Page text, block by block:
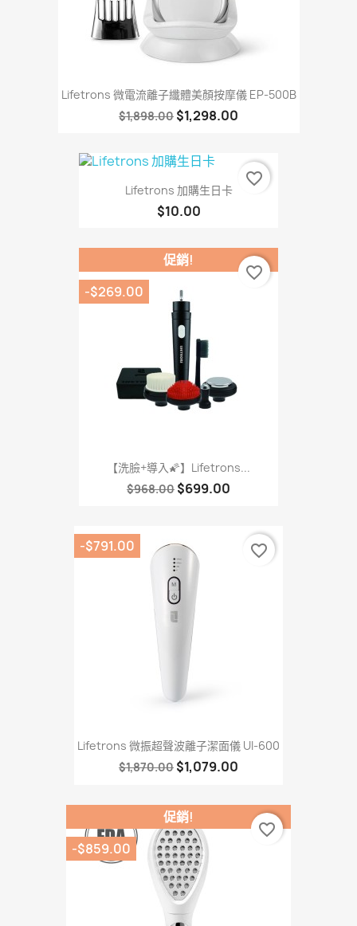
Lifetrons 微電流離子纖體美顏按摩儀 EP-500B
$1,898.00 $1,298.00
Lifetrons 加購生日卡
$10.00
favorite_border
【洗臉+導入🌠】Lifetrons...
$968.00 $699.00
促銷!
-$269.00
favorite_border
Lifetrons 微振超聲波離子潔面儀 UI-600
$1,870.00 $1,079.00
-$791.00 favorite_border
促銷!
-$859.00
favorite_border